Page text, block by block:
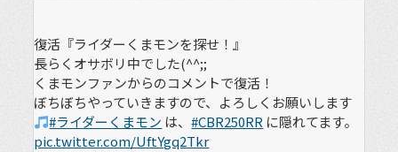
復活『ライダーくまモンを探せ！』
長らくオサボリ中でした(^^;;
くまモンファンからのコメントで復活！
ぼちぼちやっていきますので、よろしくお願いします
#ライダーくまモン は、#CBR250RR に隠れてます。
pic.twitter.com/UftYgq2Tkr